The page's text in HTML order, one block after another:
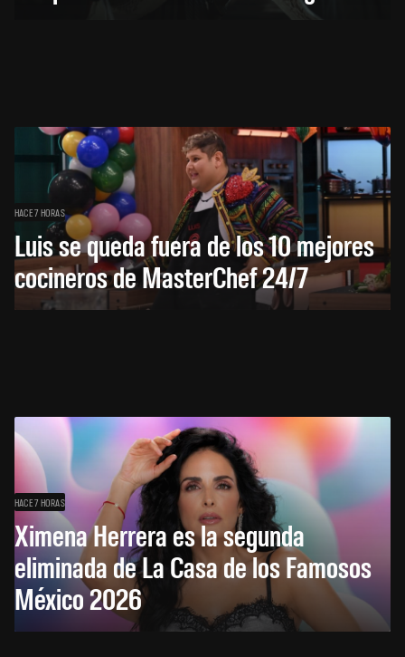
HACE 7 HORAS
Luis se queda fuera de los 10 mejores
cocineros de MasterChef 24/7
HACE 7 HORAS
Ximena Herrera es la segunda
eliminada de La Casa de los Famosos
México 2026